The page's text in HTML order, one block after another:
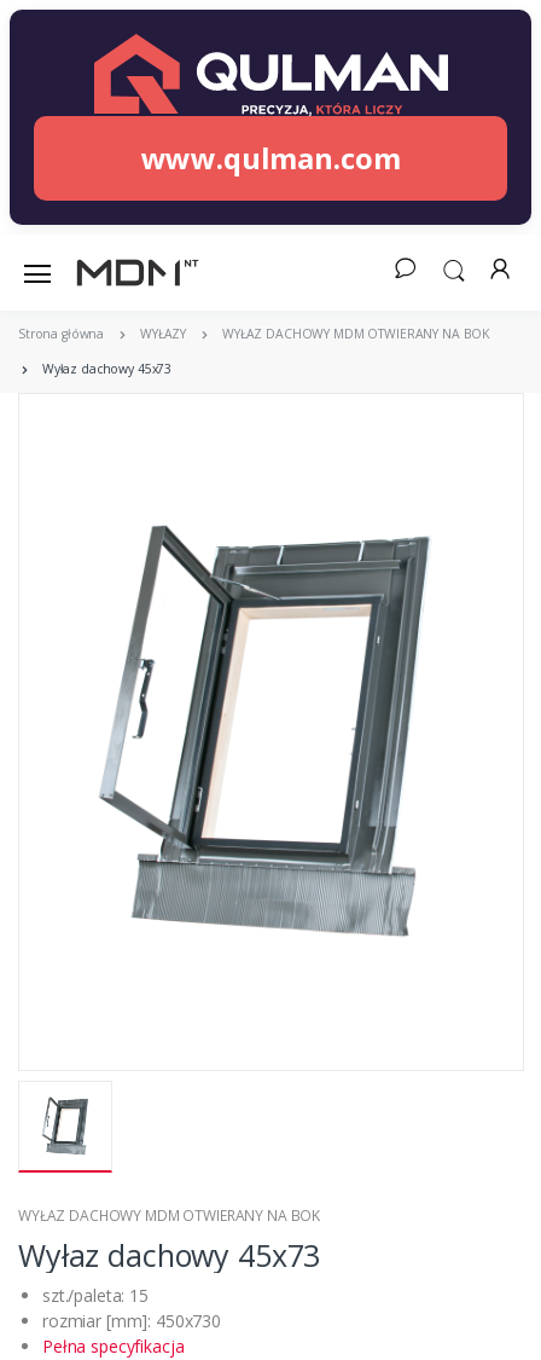
www.qulman.com
Strona główna WYŁAZY WYŁAZ DACHOWY MDM OTWIERANY NA BOK
Wyłaz dachowy 45x73
WYŁAZ DACHOWY MDM OTWIERANY NA BOK
Wyłaz dachowy 45x73
szt./paleta: 15
rozmiar [mm]: 450x730
Pełna specyfikacja